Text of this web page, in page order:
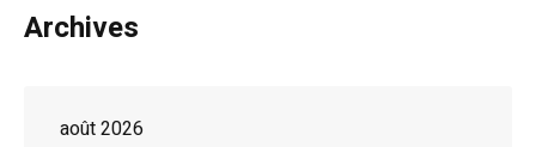
Archives
août 2026